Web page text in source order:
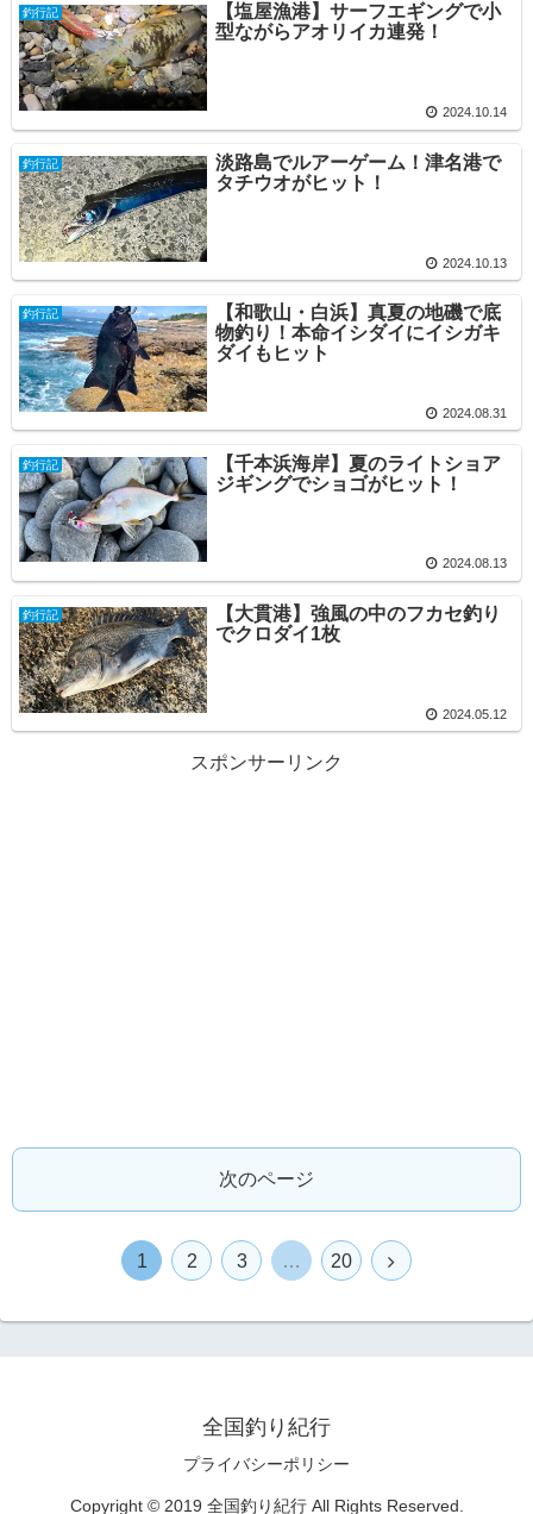
釣行記
【塩屋漁港】サーフエギングで小
型ながらアオリイカ連発！
2024.10.14
釣行記
淡路島でルアーゲーム！津名港で
タチウオがヒット！
2024.10.13
釣行記
【和歌山・白浜】真夏の地磯で底
物釣り！本命イシダイにイシガキ
ダイもヒット
2024.08.31
釣行記
【千本浜海岸】夏のライトショア
ジギングでショゴがヒット！
2024.08.13
釣行記
【大貫港】強風の中のフカセ釣り
でクロダイ1枚
2024.05.12
スポンサーリンク
次のページ
1 2 3 … 20
全国釣り紀行
プライバシーポリシー
Copyright © 2019 全国釣り紀行 All Rights Reserved.